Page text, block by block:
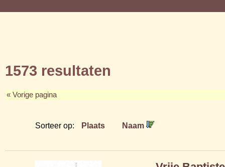
1573 resultaten
« Vorige pagina
Sorteer op: Plaats Naam